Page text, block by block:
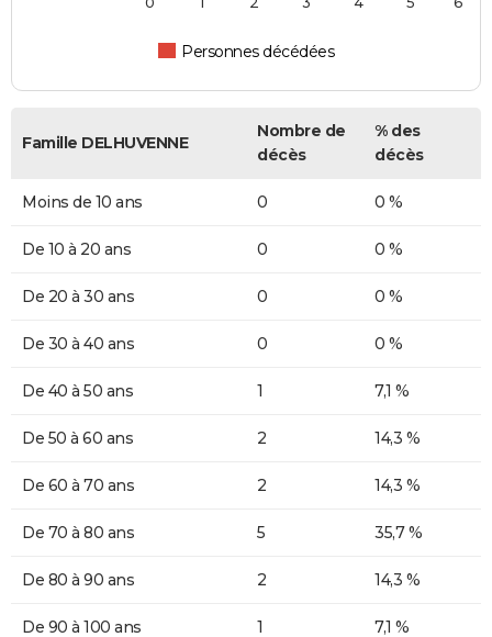
Personnes décédées
Famille DELHUVENNE
Nombre de
décès
% des
décès
Moins de 10 ans 0 0 %
De 10 à 20 ans 0 0 %
De 20 à 30 ans 0 0 %
De 30 à 40 ans 0 0 %
De 40 à 50 ans 1 7,1 %
De 50 à 60 ans 2 14,3 %
De 60 à 70 ans 2 14,3 %
De 70 à 80 ans 5 35,7 %
De 80 à 90 ans 2 14,3 %
De 90 à 100 ans 1 7,1 %